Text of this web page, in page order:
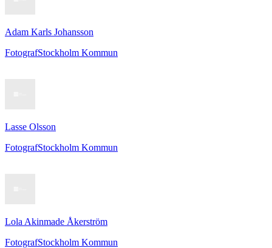
Adam Karls Johansson
FotografStockholm Kommun
Lasse Olsson
FotografStockholm Kommun
Lola Akinmade Åkerström
FotografStockholm Kommun